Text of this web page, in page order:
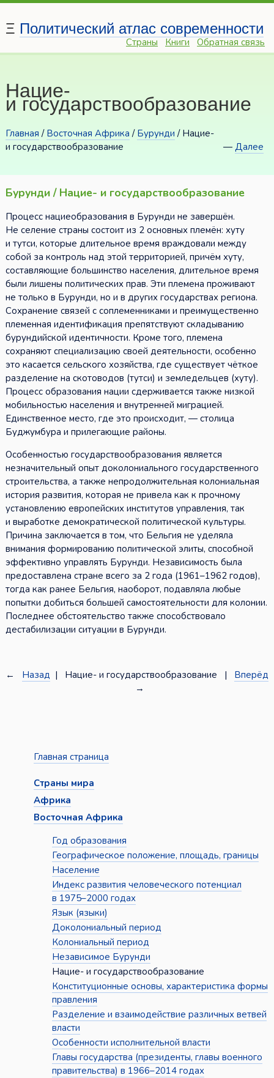
Ξ Политический атлас современности
Страны Книги Обратная связь
Нацие-
и государствообразование
Главная / Восточная Африка / Бурунди / Нацие-
и государствообразование
—Далее
Бурунди / Нацие- и государствообразование
Процесс нациеобразования в Бурунди не завершён.
Не селение страны состоит из 2 основных племён: хуту
и тутси, которые длительное время враждовали между
собой за контроль над этой территорией, причём хуту,
составляющие большинство населения, длительное время
были лишены политических прав. Эти племена проживают
не только в Бурунди, но и в других государствах региона.
Сохранение связей с соплеменниками и преимущественно
племенная идентификация препятствуют складыванию
бурундийской идентичности. Кроме того, племена
сохраняют специализацию своей деятельности, особенно
это касается сельского хозяйства, где существует чёткое
разделение на скотоводов (тутси) и земледельцев (хуту).
Процесс образования нации сдерживается также низкой
мобильностью населения и внутренней миграцией.
Единственное место, где это происходит, — столица
Буджумбура и прилегающие районы.
Особенностью государствообразования является
незначительный опыт доколониального государственного
строительства, а также непродолжительная колониальная
история развития, которая не привела как к прочному
установлению европейских институтов управления, так
и выработке демократической политической культуры.
Причина заключается в том, что Бельгия не уделяла
внимания формированию политической элиты, способной
эффективно управлять Бурунди. Независимость была
предоставлена стране всего за 2 года (1961–1962 годов),
тогда как ранее Бельгия, наоборот, подавляла любые
попытки добиться большей самостоятельности для колонии.
Последнее обстоятельство также способствовало
дестабилизации ситуации в Бурунди.
← Назад | Нацие- и государствообразование | Вперёд
→
Главная страница
Страны мира
Африка
Восточная Африка
Год образования
Географическое положение, площадь, границы
Население
Индекс развития человеческого потенциал
в 1975–2000 годах
Язык (языки)
Доколониальный период
Колониальный период
Независимое Бурунди
Нацие- и государствообразование
Конституционные основы, характеристика формы
правления
Разделение и взаимодействие различных ветвей
власти
Особенности исполнительной власти
Главы государства (президенты, главы военного
правительства) в 1966–2014 годах